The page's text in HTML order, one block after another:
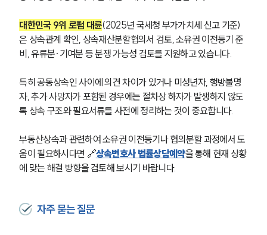
대한민국 9위 로펌 대륜(2025년 국세청 부가가치세 신고 기준)
은 상속관계 확인, 상속재산분할협의서 검토, 소유권 이전등기 준
비, 유류분·기여분 등 분쟁 가능성 검토를 지원하고 있습니다.
특히 공동상속인 사이에 의견 차이가 있거나 미성년자, 행방불명
자, 추가 사망자가 포함된 경우에는 절차상 하자가 발생하지 않도
록 상속 구조와 필요서류를 사전에 정리하는 것이 중요합니다.
부동산상속과 관련하여 소유권 이전등기나 협의분할 과정에서 도
움이 필요하시다면 🔗상속변호사 법률상담예약을 통해 현재 상황
에 맞는 해결 방향을 검토해 보시기 바랍니다.
자주 묻는 질문